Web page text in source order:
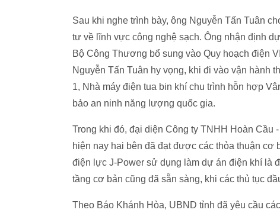
Sau khi nghe trình bày, ông Nguyễn Tấn Tuân
tư về lĩnh vực công nghệ sạch. Ông nhận định
Bộ Công Thương bổ sung vào Quy hoạch điện
Nguyễn Tấn Tuân hy vọng, khi đi vào vận hành
1, Nhà máy điện tua bin khí chu trình hỗn hợp
bảo an ninh năng lượng quốc gia.
Trong khi đó, đại diện Công ty TNHH Hoàn Cầu
hiện nay hai bên đã đạt được các thỏa thuận cơ
điện lực J-Power sử dụng làm dự án điện khí là
tầng cơ bản cũng đã sẵn sàng, khi các thủ tục
Theo Báo Khánh Hòa, UBND tỉnh đã yêu cầu